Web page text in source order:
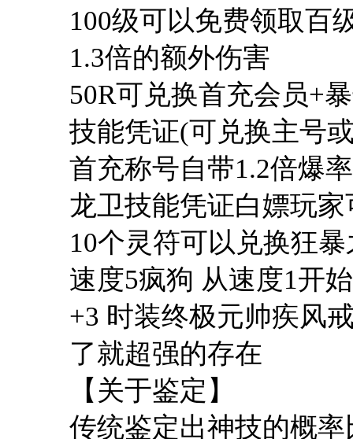
100级可以免费领取百
1.3倍的额外伤害
50R可兑换首充会员+
技能凭证(可兑换主号
首充称号自带1.2倍爆
龙卫技能凭证白嫖玩
10个灵符可以兑换狂
速度5疯狗 从速度1开
+3 时装终极元帅疾风
了就超强的存在
【关于鉴定】
传统鉴定出神技的概